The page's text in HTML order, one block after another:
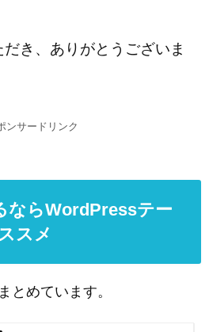
き、ありがとうございま
ンサードリンク
ならWordPressテー
スメ
とめています。